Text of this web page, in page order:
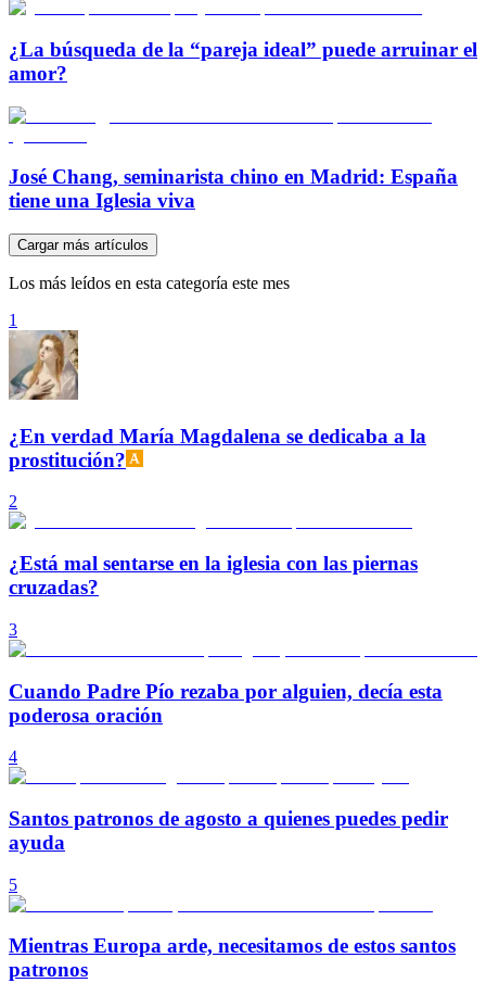
¿La búsqueda de la “pareja ideal” puede arruinar el
amor?
José Chang, seminarista chino en Madrid: España
tiene una Iglesia viva
Cargar más artículos
Los más leídos en esta categoría este mes
1
¿En verdad María Magdalena se dedicaba a la
prostitución?
2
¿Está mal sentarse en la iglesia con las piernas
cruzadas?
3
Cuando Padre Pío rezaba por alguien, decía esta
poderosa oración
4
Santos patronos de agosto a quienes puedes pedir
ayuda
5
Mientras Europa arde, necesitamos de estos santos
patronos